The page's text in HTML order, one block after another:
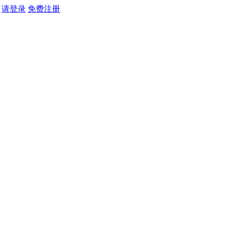
请登录 免费注册